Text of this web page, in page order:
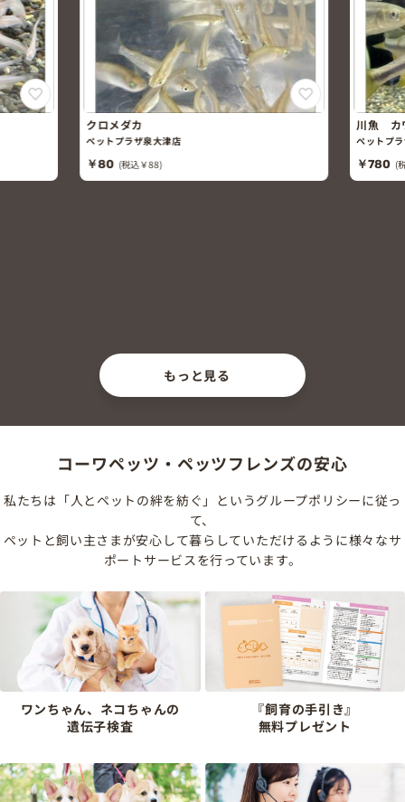
クロメダカ
ペットプラザ泉大津店
￥80 (税込￥88)
川魚 カ
ペットプ
￥780 (
もっと見る
コーワペッツ・ペッツフレンズの安心
私たちは「人とペットの絆を紡ぐ」というグループポリシーに従っ
て、
ペットと飼い主さまが安心して暮らしていただけるように様々なサ
ポートサービスを行っています。
ワンちゃん、ネコちゃんの
遺伝子検査
『飼育の手引き』
無料プレゼント